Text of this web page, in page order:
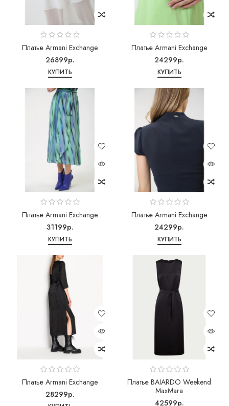
Платье Armani Exchange
26899р.
КУПИТЬ
Платье Armani Exchange
24299р.
КУПИТЬ
Платье Armani Exchange
31199р.
КУПИТЬ
Платье Armani Exchange
24299р.
КУПИТЬ
Платье Armani Exchange
28299р.
Платье BAIARDO Weekend
MaxMara
42599р.